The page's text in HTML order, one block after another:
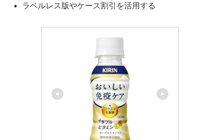
ラベルレス版やケース割引を活用する